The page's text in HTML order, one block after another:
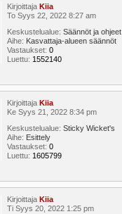
KirjoittajaKiia
To Syys 22, 2022 8:27 am
Keskustelualue:Säännöt ja ohjeet
Aihe: Kasvattaja-alueen säännöt
Vastaukset:0
Luettu: 1552140
KirjoittajaKiia
Ke Syys 21, 2022 8:34 pm
Keskustelualue:Sticky Wicket's
Aihe: Esittely
Vastaukset:0
Luettu: 1605799
KirjoittajaKiia
Ti Syys 20, 2022 1:25 pm